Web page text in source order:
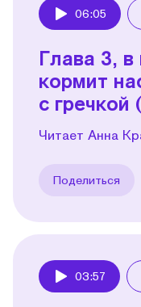
06:05
Глава 3,
кормит
с гречкой
Читает Анна
Поделиться
03:57